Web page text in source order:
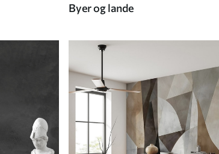
Byer og lande